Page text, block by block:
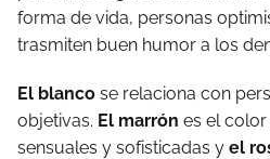
forma de vida, personas
trasmiten buen humor a los
El blanco se relaciona con
objetivas. El marrón es el
sensuales y sofisticadas y el